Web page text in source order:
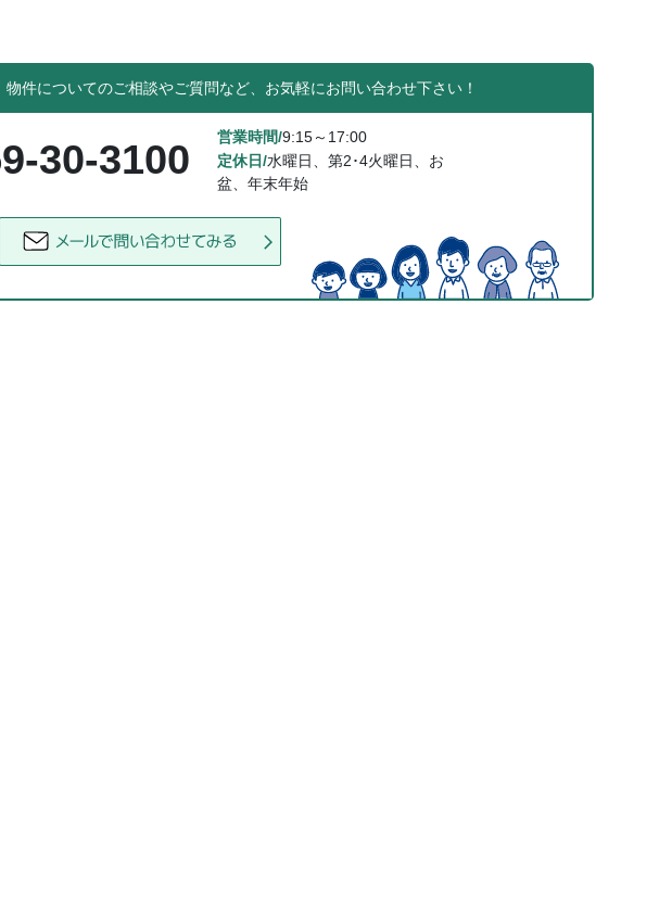
物件についてのご相談やご質問など、お気軽にお問い合わせ下さい！
30-3100 営業時間/9:15～17:00
定休日/水曜日、第2･4火曜日、お
盆、年末年始